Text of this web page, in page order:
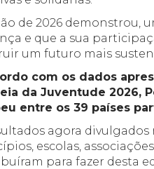
de 2026 demonstrou,
e que a sua
um futuro mais
com os dados
da Juventude 2026,
entre os 39 países
agora
escolas,
para fazer desta